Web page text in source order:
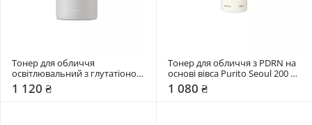
Тонер для обличчя
освітлювальний з глутатіоном
Skin&Lab 200 мл
1 120 ₴
Тонер для обличчя з PDRN на
основі вівса Purito Seoul 200
мл
1 080 ₴